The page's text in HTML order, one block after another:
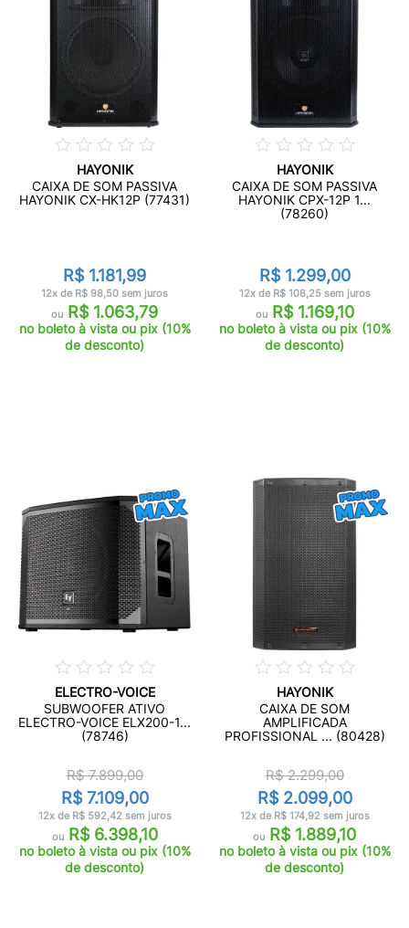
HAYONIK
CAIXA DE SOM PASSIVA
HAYONIK CX-HK12P (77431)
R$ 1.181,99
12x de R$ 98,50 sem juros
ou R$ 1.063,79
no boleto à vista ou pix (10%
de desconto)
HAYONIK
CAIXA DE SOM PASSIVA
HAYONIK CPX-12P 1...
(78260)
R$ 1.299,00
12x de R$ 108,25 sem juros
ouR$ 1.169,10
no boleto à vista ou pix (10%
de desconto)
ELECTRO-VOICE
SUBWOOFER ATIVO
ELECTRO-VOICE ELX200-1...
(78746)
R$ 7.899,00
R$ 7.109,00
12x de R$ 592,42 sem juros
ouR$ 6.398,10
no boleto à vista ou pix (10%
de desconto)
HAYONIK
CAIXA DE SOM
AMPLIFICADA
PROFISSIONAL ... (80428)
R$ 2.299,00
R$ 2.099,00
12x de R$ 174,92 sem juros
ou R$ 1.889,10
no boleto à vista ou pix (10%
de desconto)